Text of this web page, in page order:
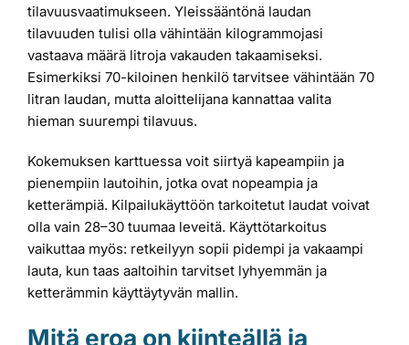
tilavuusvaatimukseen. Yleissääntönä laudan
tilavuuden tulisi olla vähintään kilogrammojasi
vastaava määrä litroja vakauden takaamiseksi.
Esimerkiksi 70-kiloinen henkilö tarvitsee vähintään 70
litran laudan, mutta aloittelijana kannattaa valita
hieman suurempi tilavuus.
Kokemuksen karttuessa voit siirtyä kapeampiin ja
pienempiin lautoihin, jotka ovat nopeampia ja
ketterämpiä. Kilpailukäyttöön tarkoitetut laudat voivat
olla vain 28–30 tuumaa leveitä. Käyttötarkoitus
vaikuttaa myös: retkeilyyn sopii pidempi ja vakaampi
lauta, kun taas aaltoihin tarvitset lyhyemmän ja
ketterämmin käyttäytyvän mallin.
Mitä eroa on kiinteällä ja